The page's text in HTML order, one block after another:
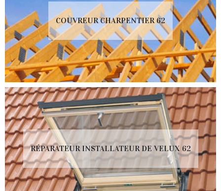
COUVREUR CHARPENTIER 62
RÉPARATEUR INSTALLATEUR DE VELUX 62